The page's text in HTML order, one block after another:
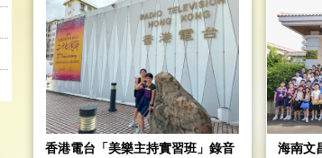
香港電台「美樂主持實習班」錄音
海南文